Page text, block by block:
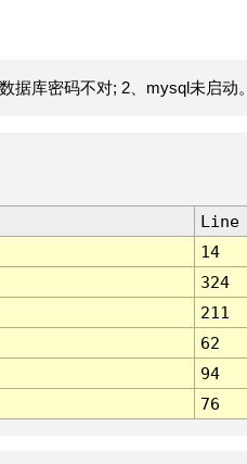
据库密码不对; 2、mysql未启动。
Line
14
324
211
62
94
76